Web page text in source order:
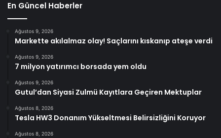
En Güncel Haberler
Ağustos 9, 2026
Markette akılalmaz olay! Saçlarını kıskanıp ateşe verdi
Ağustos 9, 2026
7 milyon yatırımcı borsada yem oldu
Ağustos 9, 2026
Gutul’dan Siyasi Zulmü Kayıtlara Geçiren Mektuplar
Ağustos 8, 2026
Tesla HW3 Donanım Yükseltmesi Belirsizliğini Koruyor
Ağustos 8, 2026